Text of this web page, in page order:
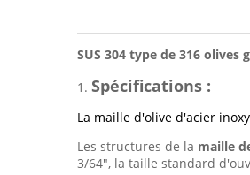
SUS 304 type de 316
1. Spécifications :
La maille d'olive d'acier
Les structures de la maille
3/64", la taille standard